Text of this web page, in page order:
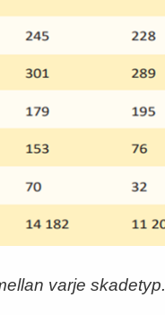
varje skadetyp.